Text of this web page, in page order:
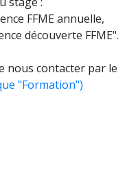
FFME annuelle,
découverte FFME".
nous contacter par le
"Formation")